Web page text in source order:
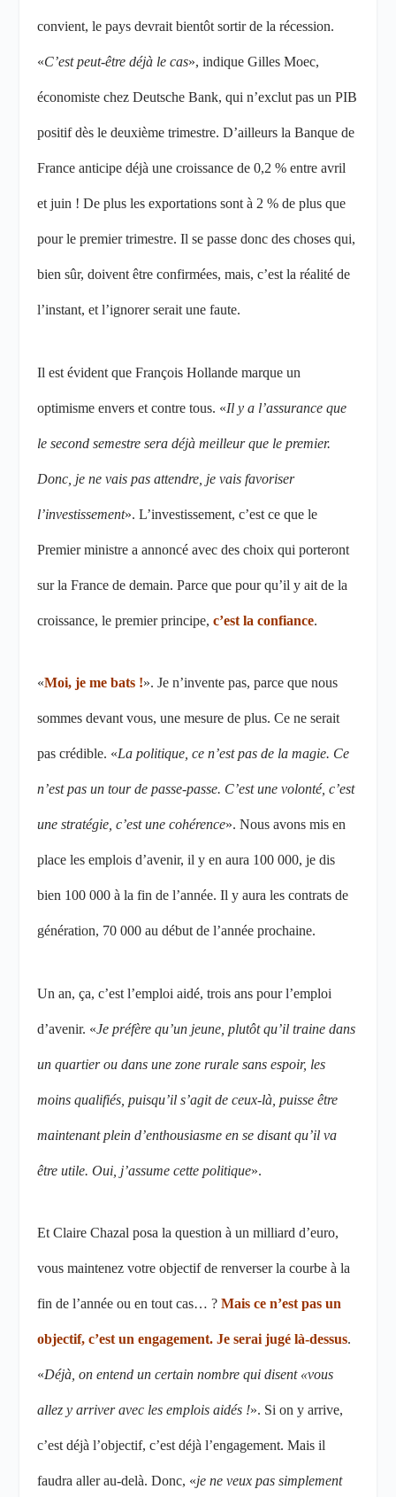
convient, le pays devrait bientôt sortir de la récession.
«C’est peut-être déjà le cas», indique Gilles Moec,
économiste chez Deutsche Bank, qui n’exclut pas un PIB
positif dès le deuxième trimestre. D’ailleurs la Banque de
France anticipe déjà une croissance de 0,2 % entre avril
et juin ! De plus les exportations sont à 2 % de plus que
pour le premier trimestre. Il se passe donc des choses qui,
bien sûr, doivent être confirmées, mais, c’est la réalité de
l’instant, et l’ignorer serait une faute.
Il est évident que François Hollande marque un
optimisme envers et contre tous. «Il y a l’assurance que
le second semestre sera déjà meilleur que le premier.
Donc, je ne vais pas attendre, je vais favoriser
l’investissement». L’investissement, c’est ce que le
Premier ministre a annoncé avec des choix qui porteront
sur la France de demain. Parce que pour qu’il y ait de la
croissance, le premier principe,c’est la confiance.
«Moi, je me bats !». Je n’invente pas, parce que nous
sommes devant vous, une mesure de plus. Ce ne serait
pas crédible. «La politique, ce n’est pas de la magie. Ce
n’est pas un tour de passe-passe. C’est une volonté, c’est
une stratégie, c’est une cohérence». Nous avons mis en
place les emplois d’avenir, il y en aura 100 000, je dis
bien 100 000 à la fin de l’année. Il y aura les contrats de
génération, 70 000 au début de l’année prochaine.
Un an, ça, c’est l’emploi aidé, trois ans pour l’emploi
d’avenir. «Je préfère qu’un jeune, plutôt qu’il traine dans
un quartier ou dans une zone rurale sans espoir, les
moins qualifiés, puisqu’il s’agit de ceux-là, puisse être
maintenant plein d’enthousiasme en se disant qu’il va
être utile. Oui, j’assume cette politique».
Et Claire Chazal posa la question à un milliard d’euro,
vous maintenez votre objectif de renverser la courbe à la
fin de l’année ou en tout cas… ?Mais ce n’est pas un
objectif, c’est un engagement. Je serai jugé là-dessus.
«Déjà, on entend un certain nombre qui disent «vous
allez y arriver avec les emplois aidés !». Si on y arrive,
c’est déjà l’objectif, c’est déjà l’engagement. Mais il
faudra aller au-delà. Donc, «je ne veux pas simplement